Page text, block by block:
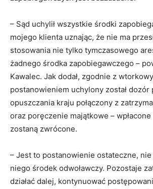
– Sąd uchylił wszystkie środki
mojego klienta uznając, że nie ma
stosowania nie tylko tymczasowego
żadnego środka zapobiegawczego –
Kawalec. Jak dodał, zgodnie z
postanowieniem uchylony został dozór
opuszczania kraju połączony z
oraz poręczenie majątkowe –
zostaną zwrócone.
– Jest to postanowienie ostateczne, nie
niego środek odwoławczy. Pozostaje
działać dalej, kontynuować